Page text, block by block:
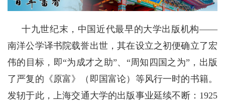
十九世纪末，中国近代最早的大学出版机构——
南洋公学译书院载誉出世，其在设立之初便确立了宏
伟的目标，即“为成才之助”、“周知四国之为”，出版
了严复的《原富》（即国富论）等风行一时的书籍。
发轫于此，上海交通大学的出版事业延续不断：1925